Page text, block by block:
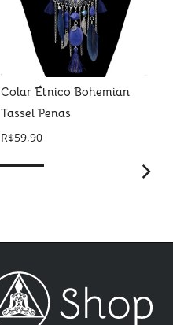
Colar Étnico Bohemian
Tassel Penas
R$59,90